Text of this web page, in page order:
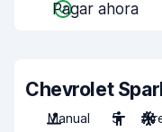
Pagar ahora
Chevrolet
Manual
5